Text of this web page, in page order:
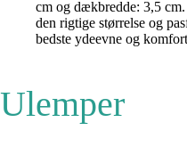
cm og dækbredde: 3,5
den rigtige størrelse og
bedste ydeevne og
Ulemper